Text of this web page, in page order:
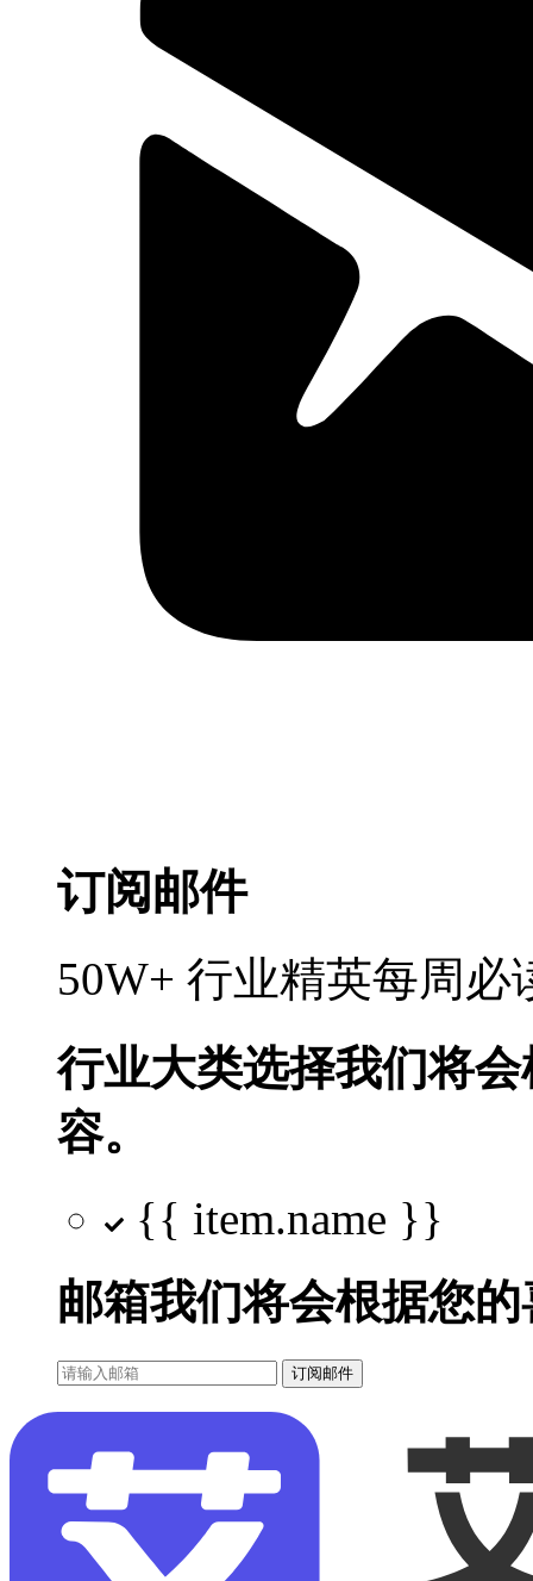
订阅邮件
50W+ 行业精英每周
行业大类选择我们将
容。
{{ item.name }}
邮箱我们将会根据您
订阅邮件